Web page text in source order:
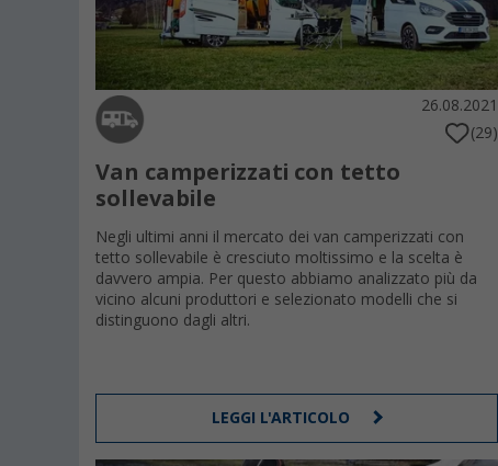
26.08.2021
(29)
Van camperizzati con tetto
sollevabile
Negli ultimi anni il mercato dei van camperizzati con
tetto sollevabile è cresciuto moltissimo e la scelta è
davvero ampia. Per questo abbiamo analizzato più da
vicino alcuni produttori e selezionato modelli che si
distinguono dagli altri.
LEGGI L'ARTICOLO